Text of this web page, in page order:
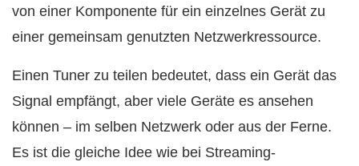
von einer Komponente für ein einzelnes Gerät zu
einer gemeinsam genutzten Netzwerkressource.
Einen Tuner zu teilen bedeutet, dass ein Gerät das
Signal empfängt, aber viele Geräte es ansehen
können – im selben Netzwerk oder aus der Ferne.
Es ist die gleiche Idee wie bei Streaming-